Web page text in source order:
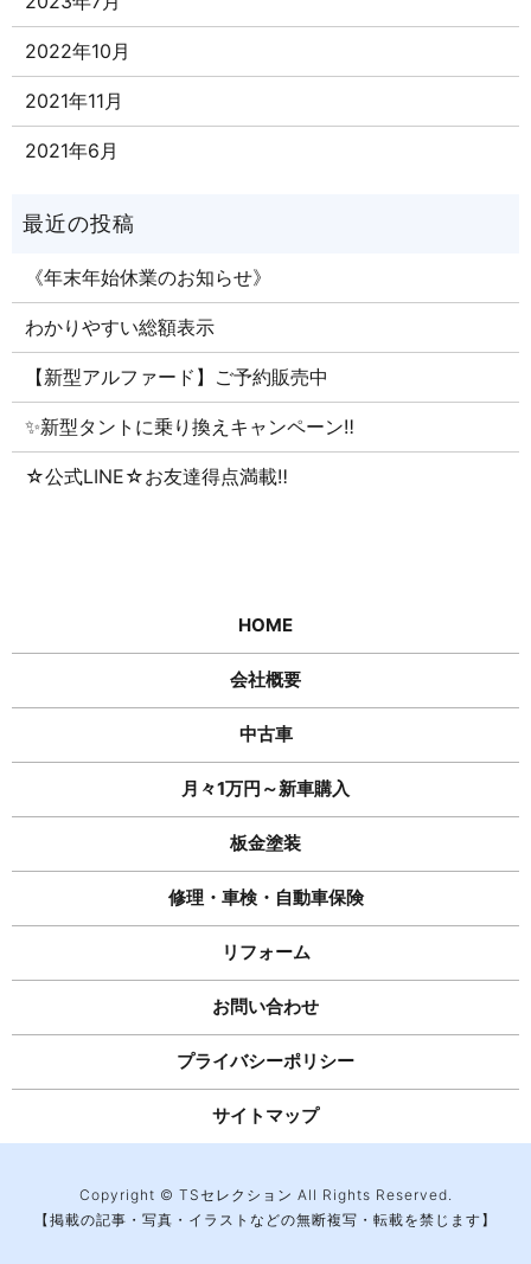
2022年10月
2021年11月
2021年6月
《年末年始休業のお知らせ》
わかりやすい総額表示
【新型アルファード】ご予約販売中
✨新型タントに乗り換えキャンペーン‼
☆公式LINE☆お友達得点満載‼
HOME
会社概要
中古車
月々1万円～新車購入
板金塗装
修理・車検・自動車保険
リフォーム
お問い合わせ
プライバシーポリシー
サイトマップ
Copyright © TSセレクション All Rights Reserved.
【掲載の記事・写真・イラストなどの無断複写・転載を禁じます】